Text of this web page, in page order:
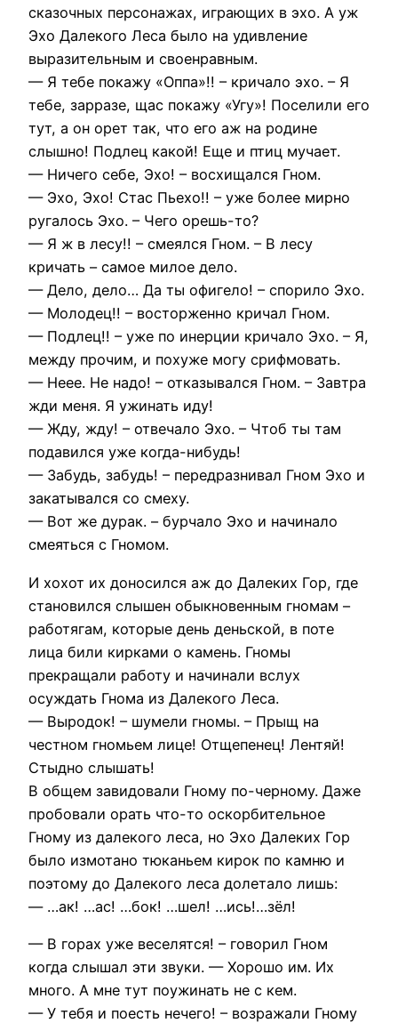
сказочных персонажах, играющих в эхо. А уж
Эхо Далекого Леса было на удивление
выразительным и своенравным.
— Я тебе покажу «Оппа»!! – кричало эхо. – Я
тебе, зарразе, щас покажу «Угу»! Поселили его
тут, а он орет так, что его аж на родине
слышно! Подлец какой! Еще и птиц мучает.
— Ничего себе, Эхо! – восхищался Гном.
— Эхо, Эхо! Стас Пьехо!! – уже более мирно
ругалось Эхо. – Чего орешь-то?
— Я ж в лесу!! – смеялся Гном. – В лесу
кричать – самое милое дело.
— Дело, дело… Да ты офигело! – спорило Эхо.
— Молодец!! – восторженно кричал Гном.
— Подлец!! – уже по инерции кричало Эхо. – Я,
между прочим, и похуже могу срифмовать.
— Неее. Не надо! – отказывался Гном. – Завтра
жди меня. Я ужинать иду!
— Жду, жду! – отвечало Эхо. – Чтоб ты там
подавился уже когда-нибудь!
— Забудь, забудь! – передразнивал Гном Эхо и
закатывался со смеху.
— Вот же дурак. – бурчало Эхо и начинало
смеяться с Гномом.
И хохот их доносился аж до Далеких Гор, где
становился слышен обыкновенным гномам –
работягам, которые день деньской, в поте
лица били кирками о камень. Гномы
прекращали работу и начинали вслух
осуждать Гнома из Далекого Леса.
— Выродок! – шумели гномы. – Прыщ на
честном гномьем лице! Отщепенец! Лентяй!
Стыдно слышать!
В общем завидовали Гному по-черному. Даже
пробовали орать что-то оскорбительное
Гному из далекого леса, но Эхо Далеких Гор
было измотано тюканьем кирок по камню и
поэтому до Далекого леса долетало лишь:
— …ак! …ас! …бок! …шел! …ись!…зёл!
— В горах уже веселятся! – говорил Гном
когда слышал эти звуки. — Хорошо им. Их
много. А мне тут поужинать не с кем.
— У тебя и поесть нечего! – возражали Гному